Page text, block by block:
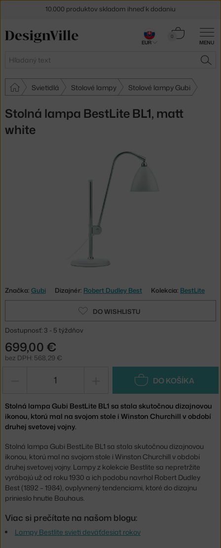
MENU
Hľadať
0
Košík
Svietidlá Stolové lampy Stolové lampy Gubi
Stolná lampa BestLite BL1, matt
white
Značka: Gubi Dizajnér: Robert Dudley Best Kolekcia: BestLite
DO WISHLISTU
Dostupnosť: 3 - 5 týždňov
699,00 €
bez DPH: 568,29 €
DO KOŠÍKA
Stolná lampa Gubi BestLite BL1 sa stala skutočnou dizajnovou
ikonou, ktorú mal na svojom stole i Winston Churchill v období
druhej svetovej vojny.
Stolná lampa Gubi BestLite BL1 sa stala skutočnou dizajnovou
ikonou, ktorú mal na svojom stole i Winston Churchill v období
druhej svetovej vojny. Lampy z kolekcie Bestlite sa nepretržite
vyrábajú už od roku 1930 a ich podobu navrhol Robert Dudley
Best (1892 – 1984), ovplyvnený tendenciami, ktoré do dizajnu
prinieslo hnutie Bauhaus.
Viac si prečítate na našom blogu:
Lampy Bestlite svieti deväťdesiat rokov
10.000 produktov skladom ihneď k dodaniu
30 dní na vrátenie tovaru
EUR